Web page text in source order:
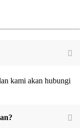
kami akan hubungi